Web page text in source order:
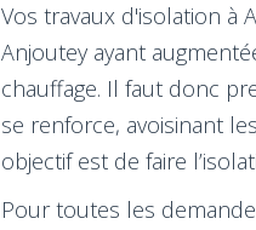
Vos travaux d'isolation à
Anjoutey ayant
chauffage. Il faut donc
se renforce, avoisinant
objectif est de faire
Pour toutes les